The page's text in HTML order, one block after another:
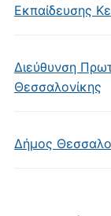
Εκπαίδευσης
Διεύθυνση
Θεσσαλονίκης
Δήμος